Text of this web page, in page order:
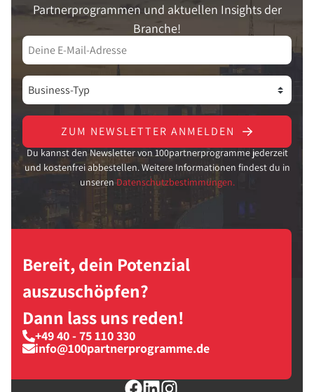
Partnerprogrammen und aktuellen Insights der
Branche!
ZUM NEWSLETTER ANMELDEN
Du kannst den Newsletter von 100partnerprogramme jederzeit
und kostenfrei abbestellen. Weitere Informationen findest du in
unseren Datenschutzbestimmungen.
Bereit, dein Potenzial
auszuschöpfen?
Dann lass uns reden!
+49 40 - 75 110 330
info@100partnerprogramme.de